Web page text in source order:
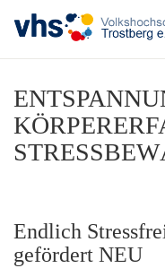
Endlich
gefördert NEU